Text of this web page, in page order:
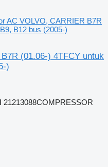
AC VOLVO, CARRIER B7R
B12 bus (2005-)
(01.06-) 4TFCY untuk
)
21213088COMPRESSOR